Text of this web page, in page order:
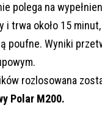
polega na
i trwa około 15
poufne. Wyniki
rozlosowana
Polar M200.